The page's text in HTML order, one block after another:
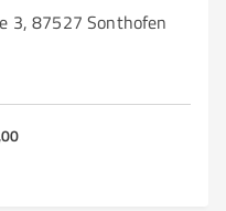
3, 87527 Sonthofen